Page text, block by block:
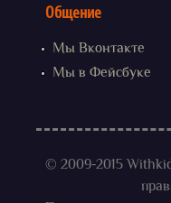
Общение
Мы Вконтакте
Мы в Фейсбуке
© 2009-2015